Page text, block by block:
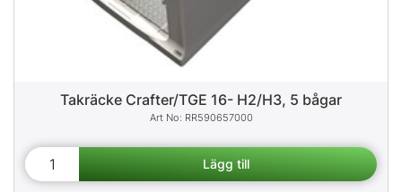
Takräcke Crafter/TGE 16- H2/H3, 5 bågar
RR590657000